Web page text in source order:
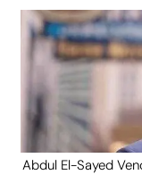
Abdul El-Sayed